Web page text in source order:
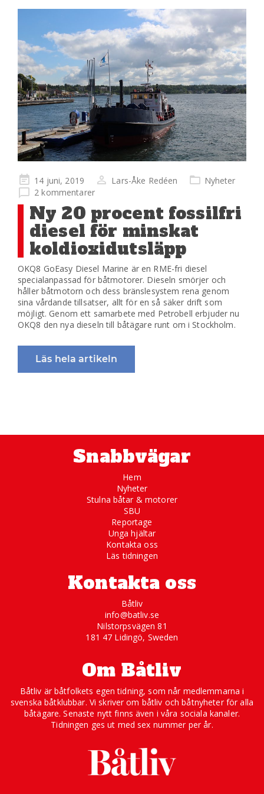
Publicerad
på
14 juni, 2019 Lars-Åke Redéen
Nyheter
2 kommentarer
Ny 20 procent fossilfri
diesel för minskat
koldioxidutsläpp
OKQ8 GoEasy Diesel Marine är en RME-fri diesel
specialanpassad för båtmotorer. Dieseln smörjer och
håller båtmotorn och dess bränslesystem rena genom
sina vårdande tillsatser, allt för en så säker drift som
möjligt. Genom ett samarbete med Petrobell erbjuder nu
OKQ8 den nya dieseln till båtägare runt om i Stockholm.
Läs hela artikeln
Snabbvägar
Hem
Nyheter
Stulna båtar & motorer
SBU
Reportage
Unga hjältar
Kontakta oss
Läs tidningen
Kontakta oss
Båtliv
info@batliv.se
Nilstorpsvägen 81
181 47 Lidingö, Sweden
Om Båtliv
Båtliv är båtfolkets egen tidning, som når medlemmarna i
svenska båtklubbar. Vi skriver om båtliv och båtnyheter för alla
båtägare. Senaste nytt finns även i våra sociala kanaler.
Tidningen ges ut med sex nummer per år.